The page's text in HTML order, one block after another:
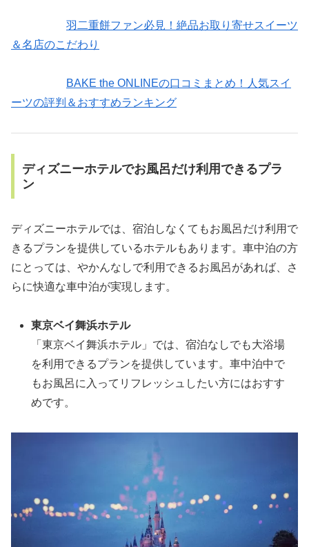
羽二重餅ファン必見！絶品お取り寄せスイーツ
＆名店のこだわり
BAKE the ONLINEの口コミまとめ！人気スイ
ーツの評判＆おすすめランキング
ディズニーホテルでお風呂だけ利用できるプラ
ン
ディズニーホテルでは、宿泊しなくてもお風呂だけ利用で
きるプランを提供しているホテルもあります。車中泊の方
にとっては、やかんなしで利用できるお風呂があれば、さ
らに快適な車中泊が実現します。
東京ベイ舞浜ホテル
「東京ベイ舞浜ホテル」では、宿泊なしでも大浴場
を利用できるプランを提供しています。車中泊中で
もお風呂に入ってリフレッシュしたい方にはおすす
めです。